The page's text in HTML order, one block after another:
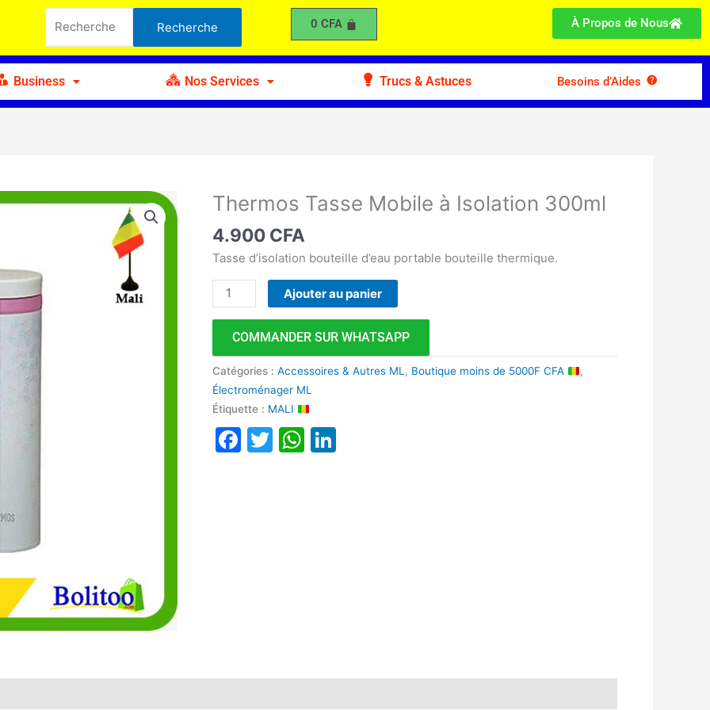
pour :
Recherche 0 CFA À Propos de Nous
Business Nos Services Trucs & Astuces Besoins d’Aides
Thermos Tasse Mobile à Isolation 300ml
4.900 CFA
Tasse d’isolation bouteille d’eau portable bouteille thermique.
quantité
Thermos
Tasse
300ml
Ajouter au panier
COMMANDER SUR WHATSAPP
Catégories :Accessoires & Autres ML, Boutique moins de 5000F CFA
,
Électroménager ML
Étiquette : MALI
Facebook
TwitterWhatsApp
Isolation
300ml